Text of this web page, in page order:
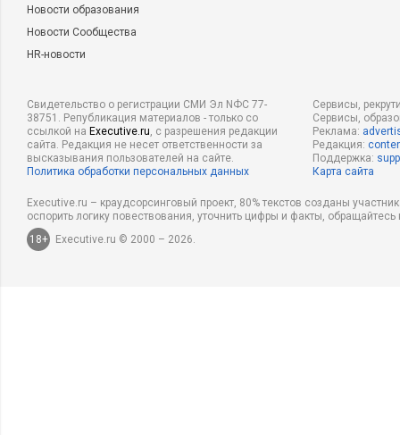
Новости образования
Новости Сообщества
HR-новости
Свидетельство о регистрации СМИ Эл NФС 77-
38751. Републикация материалов - только со
ссылкой на Executive.ru, с разрешения редакции
сайта. Редакция не несет ответственности за
высказывания пользователей на сайте.
Политика обработки персональных данных
Сервисы,
Сервисы,
Реклама:
Редакция:
Поддержка:
Карта сайта
Executive.ru – краудсорсинговый проект, 80% текстов созданы
оспорить логику повествования, уточнить цифры и факты,
18+
Executive.ru © 2000 – 2026.